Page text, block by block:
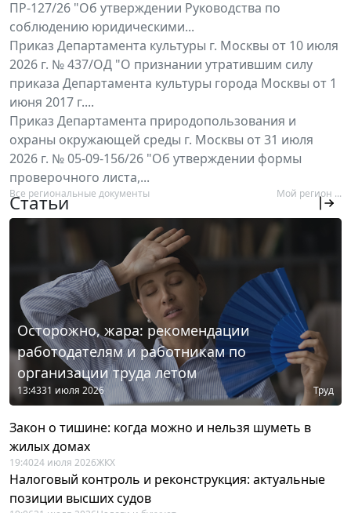
ПР-127/26 "Об утверждении Руководства по
соблюдению юридическими...
Приказ Департамента культуры г. Москвы от 10 июля
2026 г. № 437/ОД "О признании утратившим силу
приказа Департамента культуры города Москвы от 1
июня 2017 г....
Приказ Департамента природопользования и
охраны окружающей среды г. Москвы от 31 июля
2026 г. № 05-09-156/26 "Об утверждении формы
проверочного листа,...
Все региональные документы Мой регион ...
Статьи
Осторожно, жара: рекомендации
работодателям и работникам по
организации труда летом
13:4331 июля 2026 Труд
Закон о тишине: когда можно и нельзя шуметь в
жилых домах
19:4024 июля 2026ЖКХ
Налоговый контроль и реконструкция: актуальные
позиции высших судов